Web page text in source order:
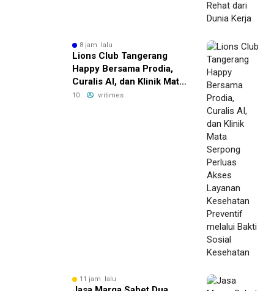
8 jam lalu
Lions Club Tangerang
Happy Bersama Prodia,
Curalis AI, dan Klinik Mata
Serpong Perluas Akses
10 vritimes
11 jam lalu